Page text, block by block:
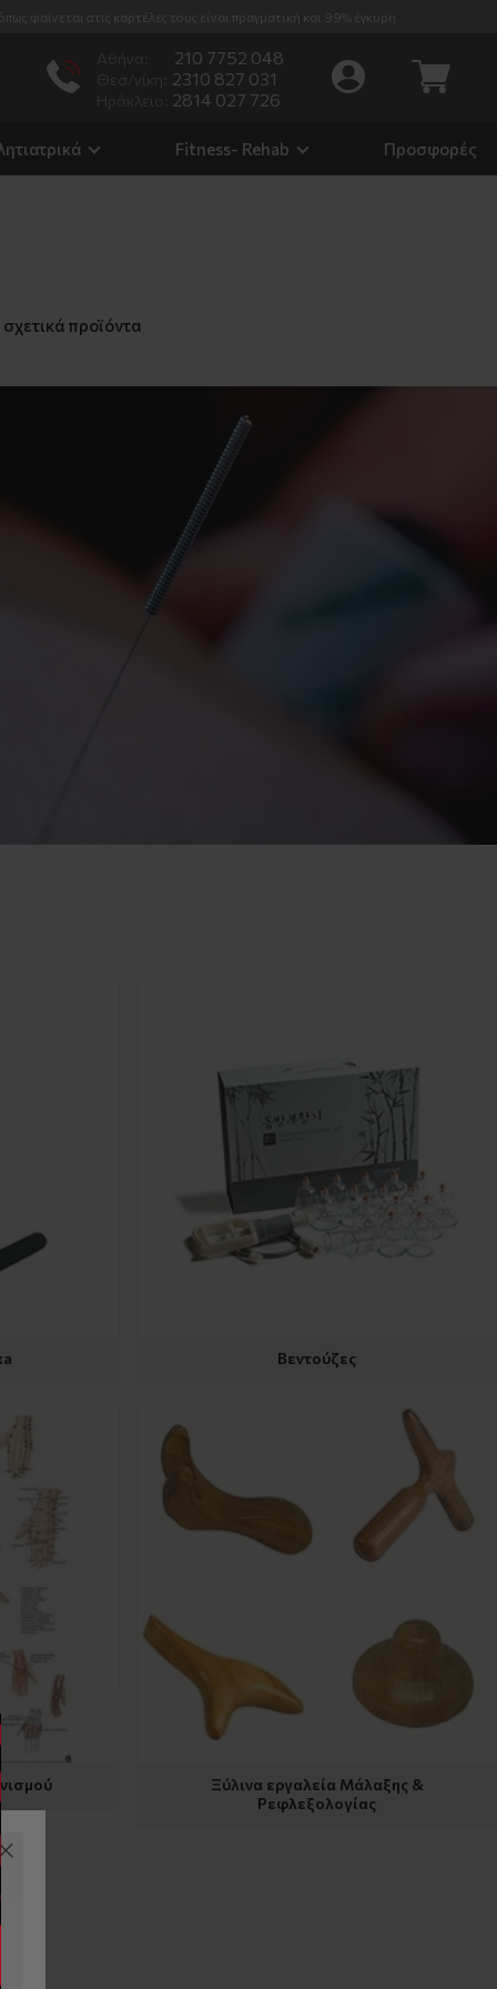
210 7752 048
2310 827 031
2814 027 726
Fitness- Rehab Προσφορές
προϊόντα
Βεντούζες
Ξύλινα εργαλεία Μάλαξης &
Ρεφλεξολογίας